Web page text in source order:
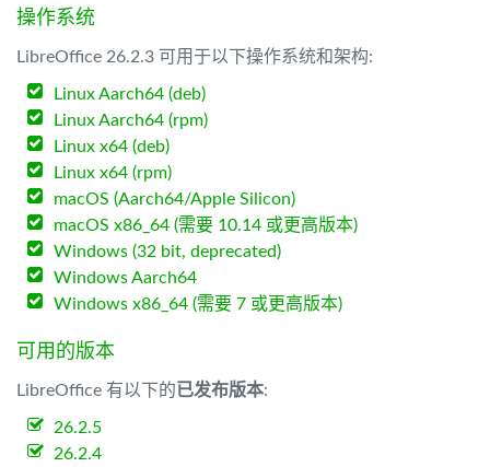
操作系统
LibreOffice 26.2.3 可用于以下操作系统和架构:
Linux Aarch64 (deb)
Linux Aarch64 (rpm)
Linux x64 (deb)
Linux x64 (rpm)
macOS (Aarch64/Apple Silicon)
macOS x86_64 (需要 10.14 或更高版本)
Windows (32 bit, deprecated)
Windows Aarch64
Windows x86_64 (需要 7 或更高版本)
可用的版本
LibreOffice 有以下的已发布版本:
26.2.5
26.2.4